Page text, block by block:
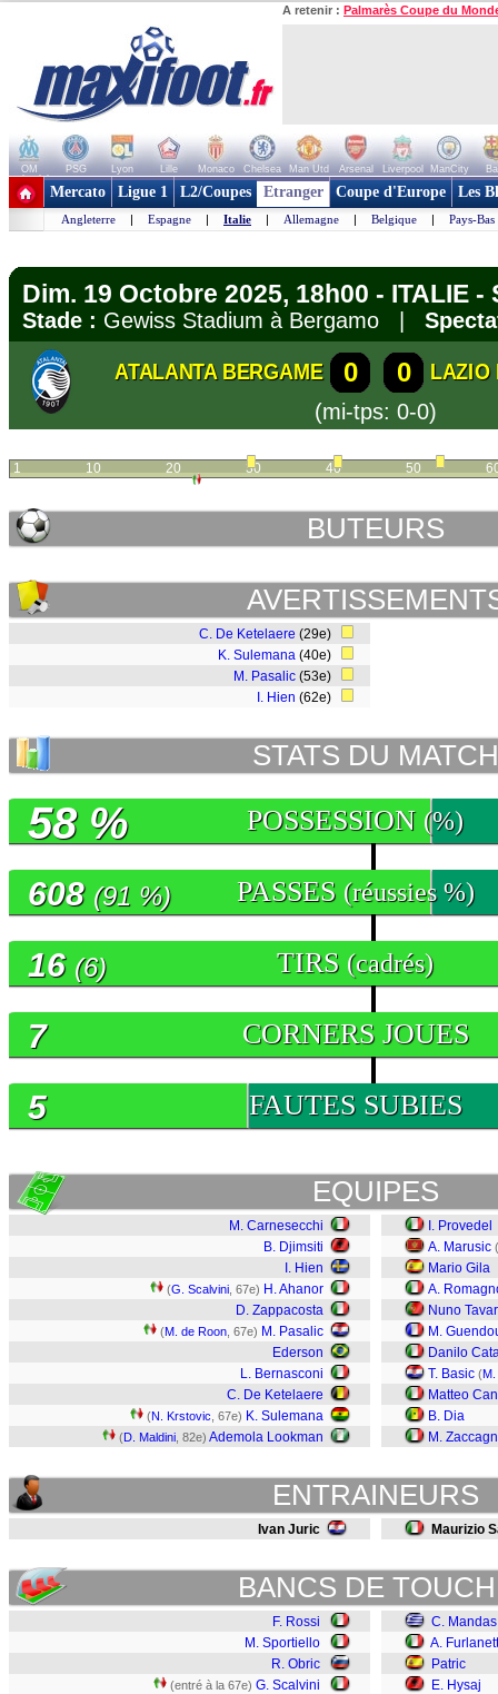
A retenir : Palmarès Coupe du
OM PSG Lyon Lille Monaco Chelsea Man Utd Arsenal Liverpool ManCity
+ de clubs
Mercato Ligue 1 L2/Coupes Etranger Coupe d'Europe Les
Angleterre | Espagne | Italie | Allemagne | Belgique | Pays-Bas
Dim. 19 Octobre 2025, 18h00 - ITALIE -
Stade : Gewiss Stadium à Bergamo |
ATALANTA BERGAME 0 0
LAZIO
(mi-tps: 0-0)
1 10 20 30 40 50
BUTEURS
C. De Ketelaere (29e)
K. Sulemana (40e)
M. Pasalic (53e)
I. Hien (62e)
STATS DU MATCH
POSSESSION (%)
58 %
PASSES (réussies %)
608 (91 %)
TIRS (cadrés)
16 (6)
CORNERS JOUES
7
FAUTES SUBIES
5
EQUIPES
M. Carnesecchi
B. Djimsiti
I. Hien
(G. Scalvini , 67e) H. Ahanor
D. Zappacosta
(M. de Roon , 67e) M. Pasalic
Ederson
L. Bernasconi
C. De Ketelaere
(N. Krstovic , 67e) K. Sulemana
(D. Maldini , 82e) Ademola Lookman
I. Provedel
A. Marusic (
Mario Gila
A.
Nuno
M.
Danilo
T. Basic (M.
Matteo
B. Dia
M.
ENTRAINEURS
Ivan Juric Maurizio
BANCS DE
F. Rossi
M. Sportiello
R. Obric
(entré à la 67e) G. Scalvini
C. Mandas
A.
Patric
E. Hysaj